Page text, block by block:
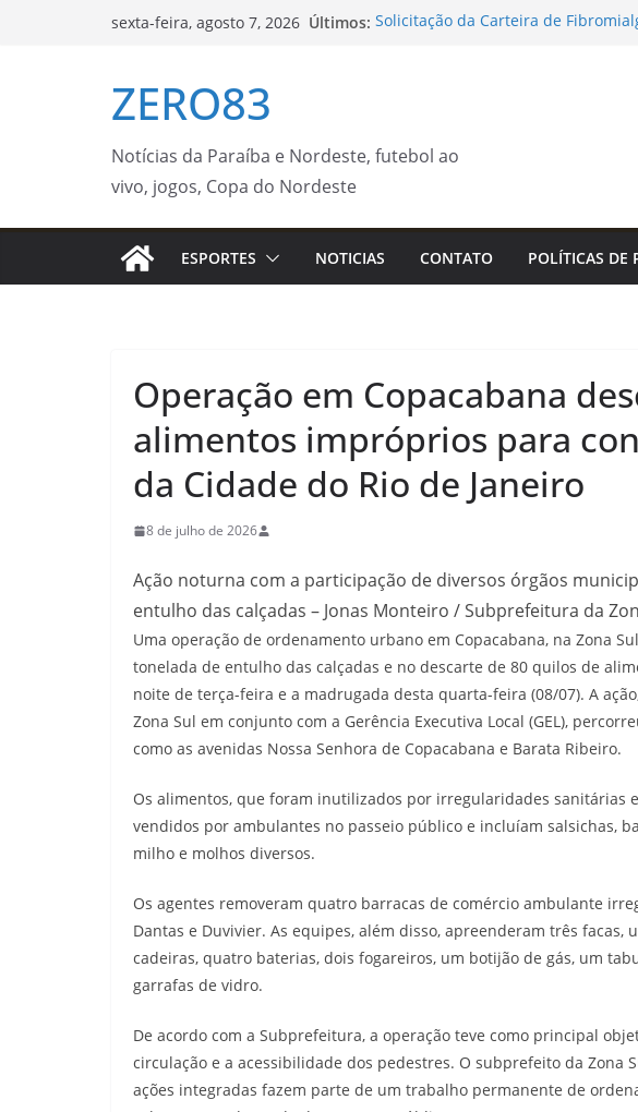
sexta-feira, agosto 7, 2026 Últimos: Solicitação da Carteira de
Trump assina decretos e restringe
mobilidade estudantil em Portugal
ZERO83
Notícias da Paraíba e Nordeste, futebol ao
vivo, jogos, Copa do Nordeste
ESPORTES NOTICIAS CONTATO POLÍTICAS DE
Operação em Copacabana
alimentos impróprios para
da Cidade do Rio de Janeiro
8 de julho de 2026
Ação noturna com a participação de diversos órgãos
entulho das calçadas – Jonas Monteiro / Subprefeitura da
Uma operação de ordenamento urbano em Copacabana, na Zona
tonelada de entulho das calçadas e no descarte de 80 quilos de
noite de terça-feira e a madrugada desta quarta-feira (08/07). A
Zona Sul em conjunto com a Gerência Executiva Local (GEL),
como as avenidas Nossa Senhora de Copacabana e Barata Ribeiro.
Os alimentos, que foram inutilizados por irregularidades sanitárias
vendidos por ambulantes no passeio público e incluíam salsichas,
milho e molhos diversos.
Os agentes removeram quatro barracas de comércio ambulante
Dantas e Duvivier. As equipes, além disso, apreenderam três facas,
cadeiras, quatro baterias, dois fogareiros, um botijão de gás, um
garrafas de vidro.
De acordo com a Subprefeitura, a operação teve como principal
circulação e a acessibilidade dos pedestres. O subprefeito da Zona
ações integradas fazem parte de um trabalho permanente de